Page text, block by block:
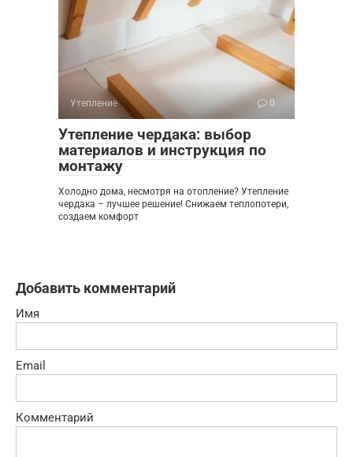
Утепление 0
Утепление чердака: выбор
материалов и инструкция по
монтажу
Холодно дома, несмотря на отопление? Утепление
чердака – лучшее решение! Снижаем теплопотери,
создаем комфорт
Добавить комментарий
Имя
Email
Комментарий